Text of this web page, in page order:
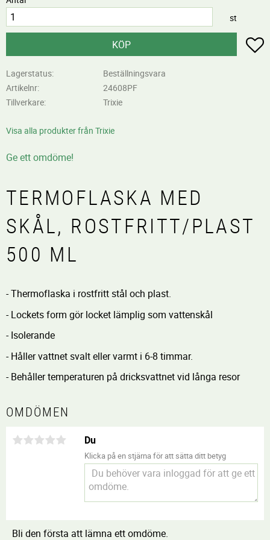
st
KÖP
Lagerstatus
Beställningsvara
Artikelnr
24608PF
Tillverkare
Trixie
Visa alla produkter från Trixie
Ge ett omdöme!
TERMOFLASKA MED
SKÅL, ROSTFRITT/PLAST
500 ML
- Thermoflaska i rostfritt stål och plast.
- Lockets form gör locket lämplig som vattenskål
- Isolerande
- Håller vattnet svalt eller varmt i 6-8 timmar.
- Behåller temperaturen på dricksvattnet vid långa resor
OMDÖMEN
Du
Klicka på en stjärna för att sätta ditt betyg
Bli den första att lämna ett omdöme.